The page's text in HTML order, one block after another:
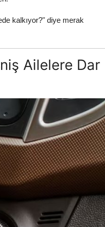
kalkıyor?" diye merak
Ailelere Dar